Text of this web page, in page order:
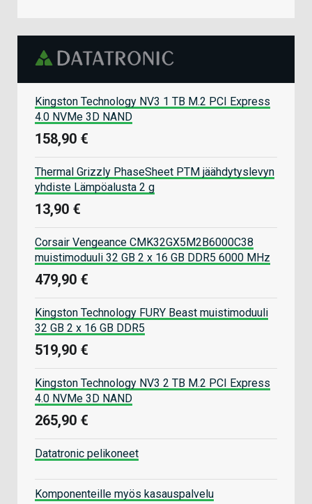
Kingston Technology NV3 1 TB M.2 PCI Express
4.0 NVMe 3D NAND
158,90 €
Thermal Grizzly PhaseSheet PTM jäähdytyslevyn
yhdiste Lämpöalusta 2 g
13,90 €
Corsair Vengeance CMK32GX5M2B6000C38
muistimoduuli 32 GB 2 x 16 GB DDR5 6000 MHz
479,90 €
Kingston Technology FURY Beast muistimoduuli
32 GB 2 x 16 GB DDR5
519,90 €
Kingston Technology NV3 2 TB M.2 PCI Express
4.0 NVMe 3D NAND
265,90 €
Datatronic pelikoneet
Komponenteille myös kasauspalvelu